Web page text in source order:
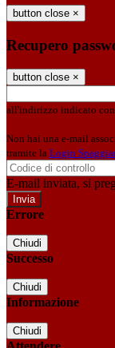
button close ×
Recupero
button close ×
all'indirizzo indicato
Non hai una e-mail
tramite la Login
E-mail inviata, si
Errore
Chiudi
Successo
Chiudi
Informazione
Chiudi